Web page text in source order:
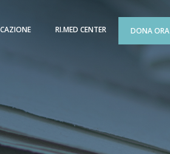
RI.MED CENTER DONA ORA